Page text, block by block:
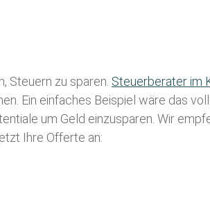
Steuern zu sparen. Steuerberater im
Ein einfaches Beispiel wäre das
um Geld einzusparen. Wir
Ihre Offerte an: